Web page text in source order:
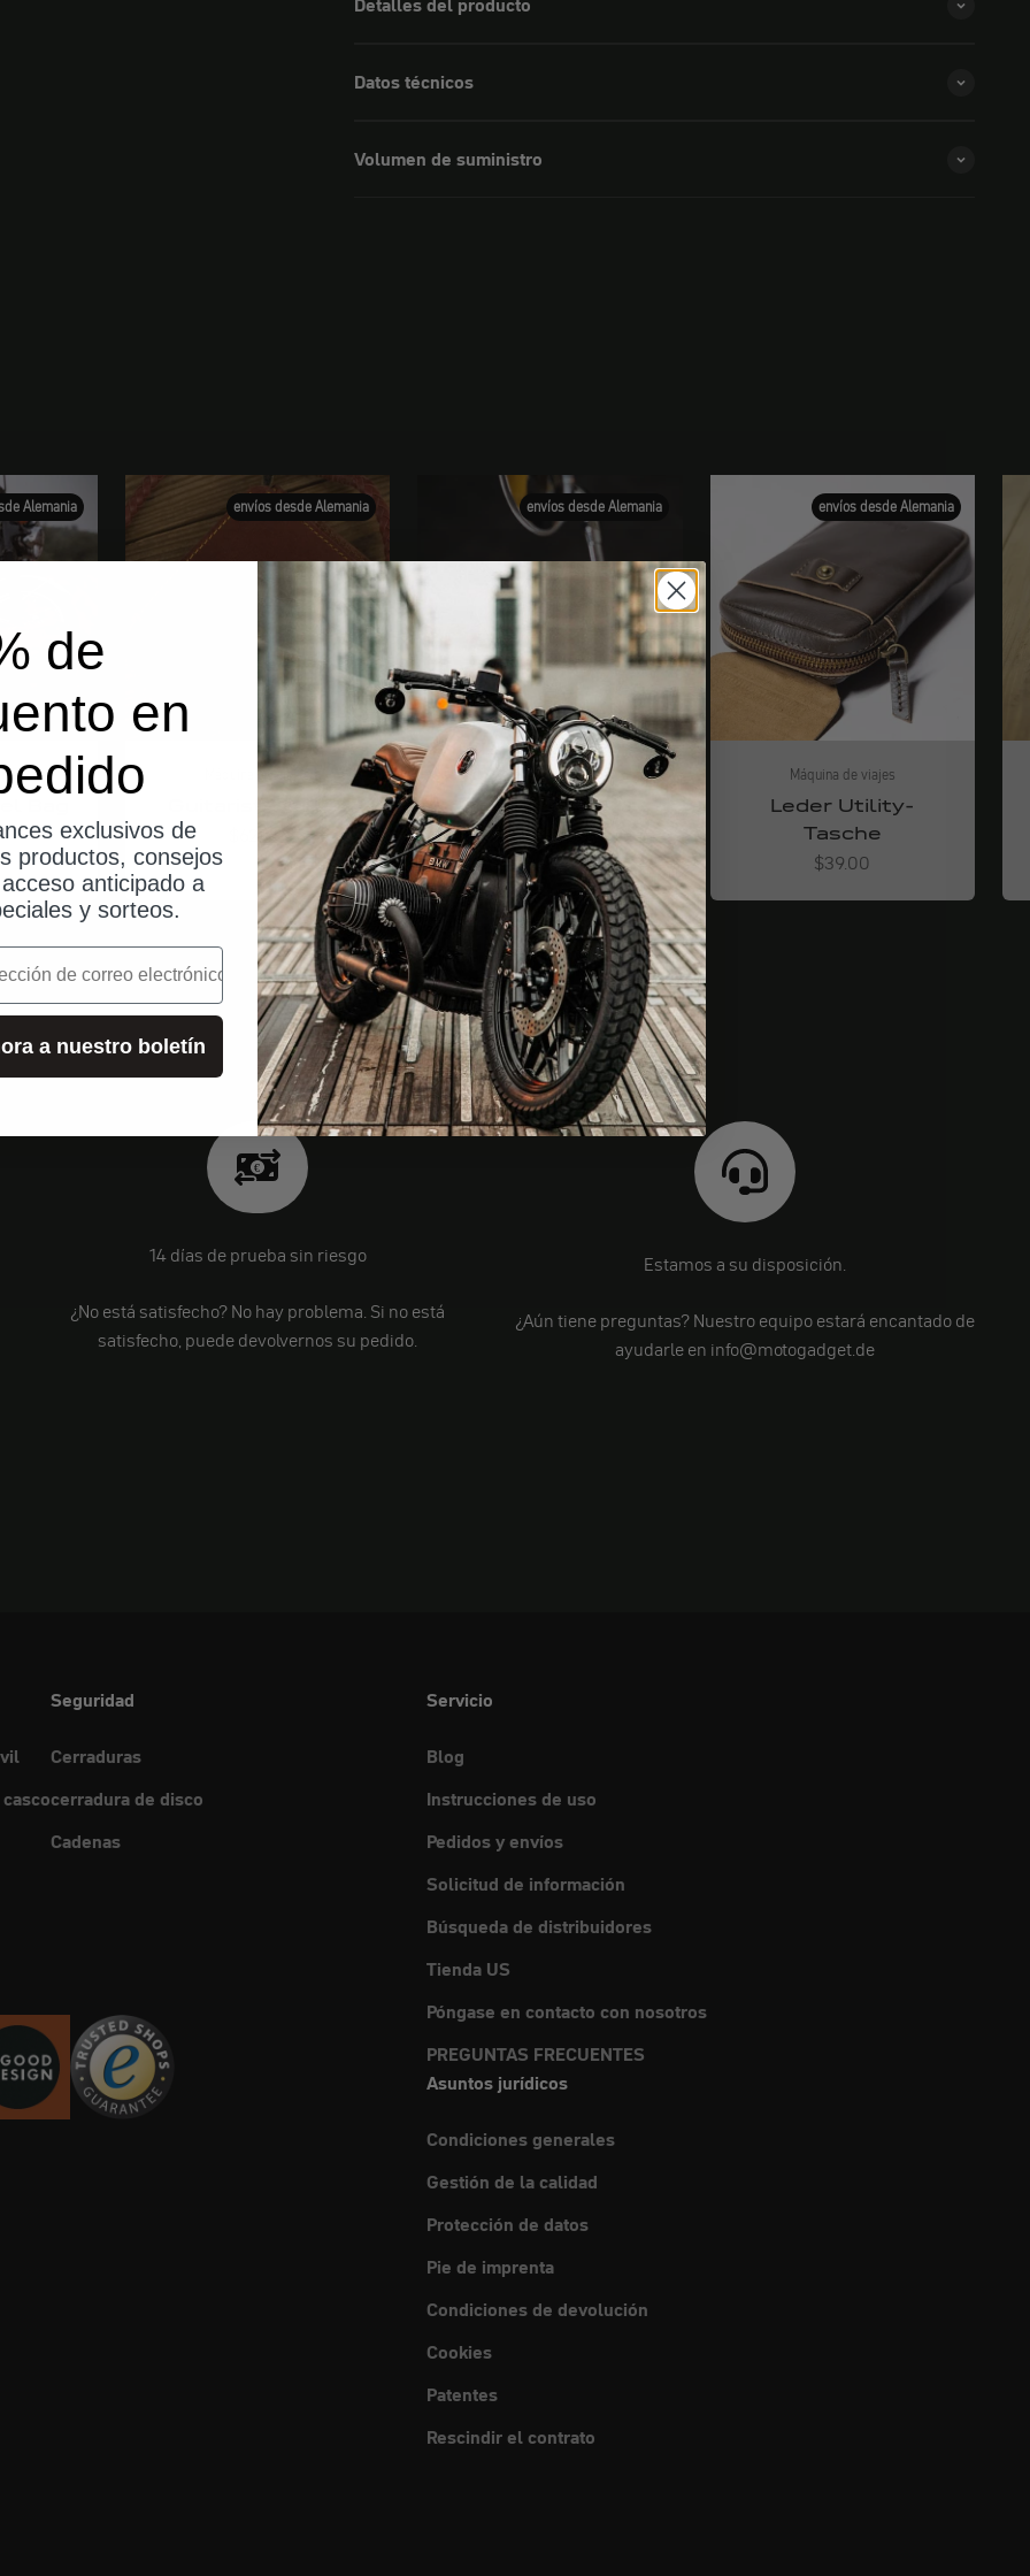
Datos técnicos
Volumen de suministro
Alemania
Bag
envíos desde Alemania
Máquina de viajes
Guitarist Wallet
Angebot
$62.00
envíos desde Alemania
Máquina de viajes
Griffband
Angebot
ab $34.00
envíos desde Alemania
Máquina de viajes
Leder Utility-
Tasche
Angebot
$39.00
14 días de prueba sin riesgo
¿No está satisfecho? No hay problema. Si no está
satisfecho, puede devolvernos su pedido.
Estamos a su disposición.
¿Aún tiene preguntas? Nuestro equipo estará encantado de
ayudarle en info@motogadget.de
Seguridad
Cerraduras
cerradura de disco
Cadenas
Servicio
Blog
Instrucciones de uso
Pedidos y envíos
Solicitud de información
Búsqueda de distribuidores
Tienda US
Póngase en contacto con nosotros
PREGUNTAS FRECUENTES
Asuntos jurídicos
Condiciones generales
Gestión de la calidad
Protección de datos
Pie de imprenta
Condiciones de devolución
Cookies
Patentes
Rescindir el contrato
de
en
exclusivos de
productos, consejos
anticipado a
y sorteos.
a nuestro boletín